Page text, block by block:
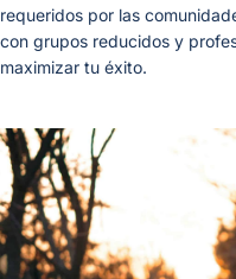
requeridos por las
con grupos reducidos y
maximizar tu éxito.